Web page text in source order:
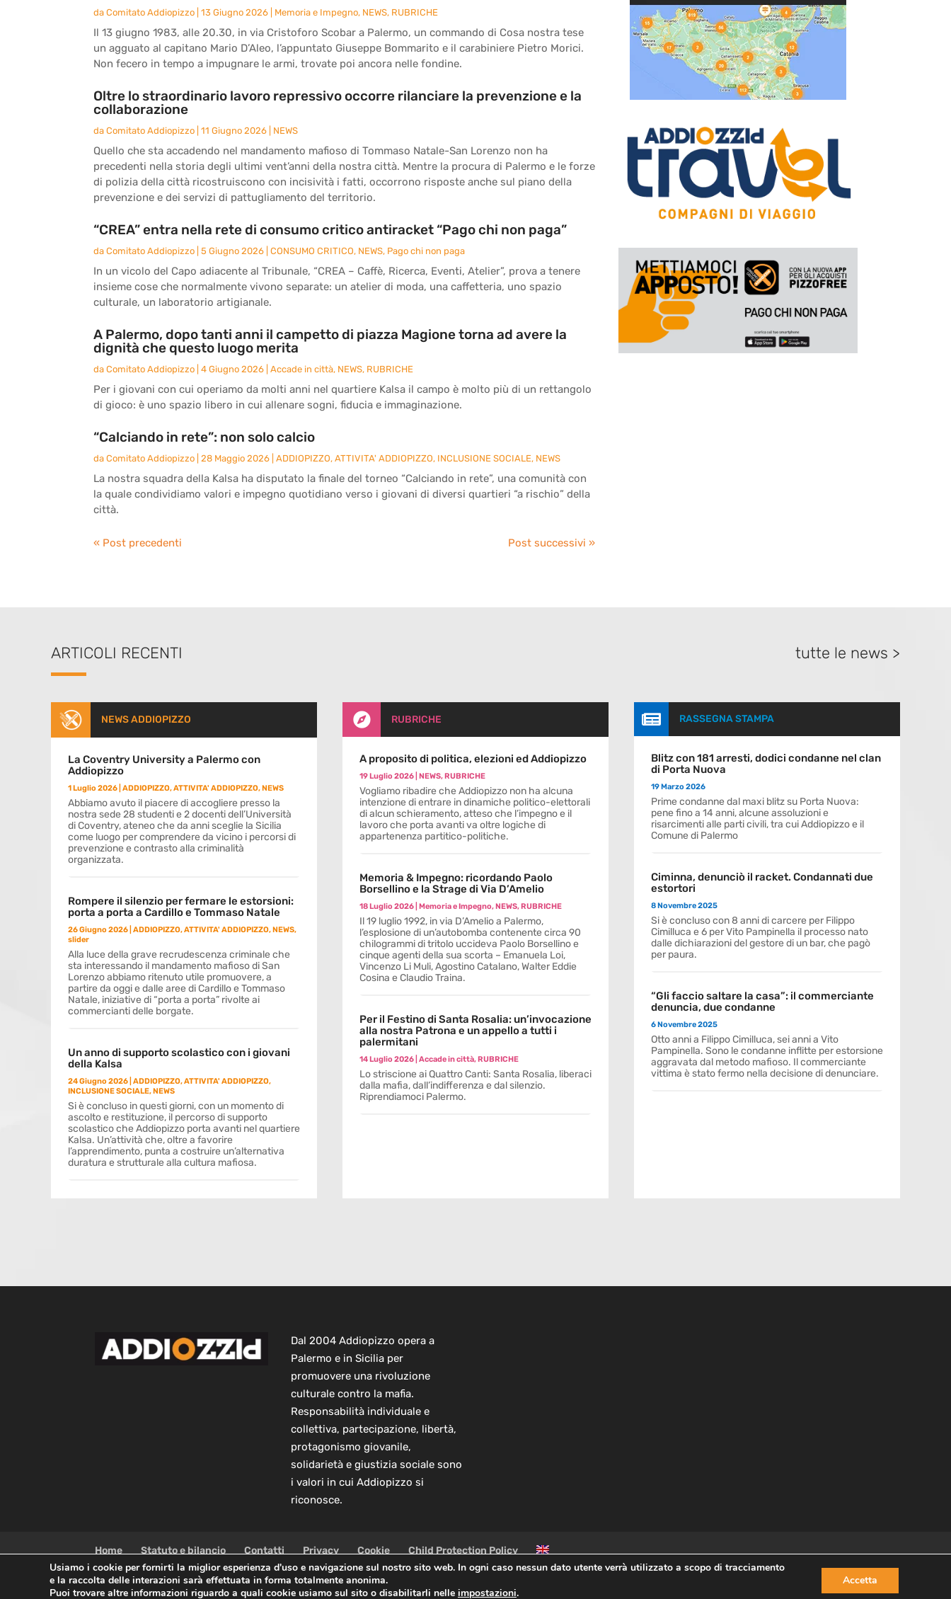
da Comitato Addiopizzo 13 Giugno 2026 Memoria e Impegno, NEWS, RUBRICHE
Il 13 giugno 1983, alle 20.30, in via Cristoforo Scobar a Palermo, un commando di Cosa nostra tese
un agguato al capitano Mario D’Aleo, l’appuntato Giuseppe Bommarito e il carabiniere Pietro Morici.
Non fecero in tempo a impugnare le armi, trovate poi ancora nelle fondine.
Oltre lo straordinario lavoro repressivo occorre rilanciare la prevenzione e la
collaborazione
da Comitato Addiopizzo 11 Giugno 2026 NEWS
Quello che sta accadendo nel mandamento mafioso di Tommaso Natale-San Lorenzo non ha
precedenti nella storia degli ultimi vent’anni della nostra città. Mentre la procura di Palermo e le forze
di polizia della città ricostruiscono con incisività i fatti, occorrono risposte anche sul piano della
prevenzione e dei servizi di pattugliamento del territorio.
“CREA” entra nella rete di consumo critico antiracket “Pago chi non paga”
da Comitato Addiopizzo 5 Giugno 2026 CONSUMO CRITICO, NEWS, Pago chi non paga
In un vicolo del Capo adiacente al Tribunale, “CREA – Caffè, Ricerca, Eventi, Atelier”, prova a tenere
insieme cose che normalmente vivono separate: un atelier di moda, una caffetteria, uno spazio
culturale, un laboratorio artigianale.
A Palermo, dopo tanti anni il campetto di piazza Magione torna ad avere la
dignità che questo luogo merita
da Comitato Addiopizzo 4 Giugno 2026 Accade in città, NEWS, RUBRICHE
Per i giovani con cui operiamo da molti anni nel quartiere Kalsa il campo è molto più di un rettangolo
di gioco: è uno spazio libero in cui allenare sogni, fiducia e immaginazione.
“Calciando in rete”: non solo calcio
da Comitato Addiopizzo 28 Maggio 2026 ADDIOPIZZO, ATTIVITA' ADDIOPIZZO, INCLUSIONE SOCIALE, NEWS
La nostra squadra della Kalsa ha disputato la finale del torneo “Calciando in rete”, una comunità con
la quale condividiamo valori e impegno quotidiano verso i giovani di diversi quartieri “a rischio” della
città.
« Post precedenti Post successivi »
ARTICOLI RECENTI tutte le news >
NEWS ADDIOPIZZO
La Coventry University a Palermo con
Addiopizzo
1 Luglio 2026 ADDIOPIZZO,ATTIVITA' ADDIOPIZZO, NEWS
Abbiamo avuto il piacere di accogliere presso la
nostra sede 28 studenti e 2 docenti dell’Università
di Coventry, ateneo che da anni sceglie la Sicilia
come luogo per comprendere da vicino i percorsi di
prevenzione e contrasto alla criminalità
organizzata.
Rompere il silenzio per fermare le estorsioni:
porta a porta a Cardillo e Tommaso Natale
26 Giugno 2026 ADDIOPIZZO,ATTIVITA' ADDIOPIZZO, NEWS,
slider
Alla luce della grave recrudescenza criminale che
sta interessando il mandamento mafioso di San
Lorenzo abbiamo ritenuto utile promuovere, a
partire da oggi e dalle aree di Cardillo e Tommaso
Natale, iniziative di “porta a porta” rivolte ai
commercianti delle borgate.
Un anno di supporto scolastico con i giovani
della Kalsa
24 Giugno 2026 ADDIOPIZZO,ATTIVITA' ADDIOPIZZO,
INCLUSIONE SOCIALE, NEWS
Si è concluso in questi giorni, con un momento di
ascolto e restituzione, il percorso di supporto
scolastico che Addiopizzo porta avanti nel quartiere
Kalsa. Un’attività che, oltre a favorire
l’apprendimento, punta a costruire un’alternativa
duratura e strutturale alla cultura mafiosa.
 RUBRICHE
A proposito di politica, elezioni ed Addiopizzo
19 Luglio 2026| NEWS, RUBRICHE
Vogliamo ribadire che Addiopizzo non ha alcuna
intenzione di entrare in dinamiche politico-elettorali
di alcun schieramento, atteso che l’impegno e il
lavoro che porta avanti va oltre logiche di
appartenenza partitico-politiche.
Memoria & Impegno: ricordando Paolo
Borsellino e la Strage di Via D’Amelio
18 Luglio 2026| Memoria e Impegno, NEWS, RUBRICHE
Il 19 luglio 1992, in via D’Amelio a Palermo,
l’esplosione di un’autobomba contenente circa 90
chilogrammi di tritolo uccideva Paolo Borsellino e
cinque agenti della sua scorta – Emanuela Loi,
Vincenzo Li Muli, Agostino Catalano, Walter Eddie
Cosina e Claudio Traina.
Per il Festino di Santa Rosalia: un’invocazione
alla nostra Patrona e un appello a tutti i
palermitani
14 Luglio 2026| Accade in città, RUBRICHE
Lo striscione ai Quattro Canti: Santa Rosalia, liberaci
dalla mafia, dall’indifferenza e dal silenzio.
Riprendiamoci Palermo.
 RASSEGNA STAMPA
Blitz con 181 arresti, dodici condanne nel clan
di Porta Nuova
19 Marzo 2026
Prime condanne dal maxi blitz su Porta Nuova:
pene fino a 14 anni, alcune assoluzioni e
risarcimenti alle parti civili, tra cui Addiopizzo e il
Comune di Palermo
Ciminna, denunciò il racket. Condannati due
estortori
8 Novembre 2025
Si è concluso con 8 anni di carcere per Filippo
Cimilluca e 6 per Vito Pampinella il processo nato
dalle dichiarazioni del gestore di un bar, che pagò
per paura.
“Gli faccio saltare la casa”: il commerciante
denuncia, due condanne
6 Novembre 2025
Otto anni a Filippo Cimilluca, sei anni a Vito
Pampinella. Sono le condanne inflitte per estorsione
aggravata dal metodo mafioso. Il commerciante
vittima è stato fermo nella decisione di denunciare.
Dal 2004 Addiopizzo opera a
Palermo e in Sicilia per
promuovere una rivoluzione
culturale contro la mafia.
Responsabilità individuale e
collettiva, partecipazione, libertà,
protagonismo giovanile,
solidarietà e giustizia sociale sono
i valori in cui Addiopizzo si
riconosce.
Home Statuto e bilancio Contatti Privacy Cookie Child Protection Policy
Copyright © 2021 AddioPizzo | Tutti i diritti riservati | Sede Centrale: via Lincoln 131, 90133 Palermo
Usiamo i cookie per fornirti la miglior esperienza d'uso e navigazione sul nostro sito web. In ogni caso nessun dato utente verrà utilizzato a scopo di tracciamento
e la raccolta delle interazioni sarà effettuata in forma totalmente anonima.
Puoi trovare altre informazioni riguardo a quali cookie usiamo sul sito o disabilitarli nelle impostazioni.
Accetta